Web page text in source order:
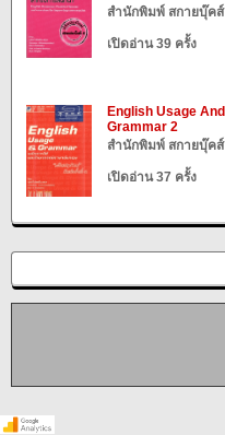
สำนักพิมพ์ สกายบุ๊คส์
เปิดอ่าน 39 ครั้ง
English Usage And
Grammar 2
สำนักพิมพ์ สกายบุ๊คส์
เปิดอ่าน 37 ครั้ง